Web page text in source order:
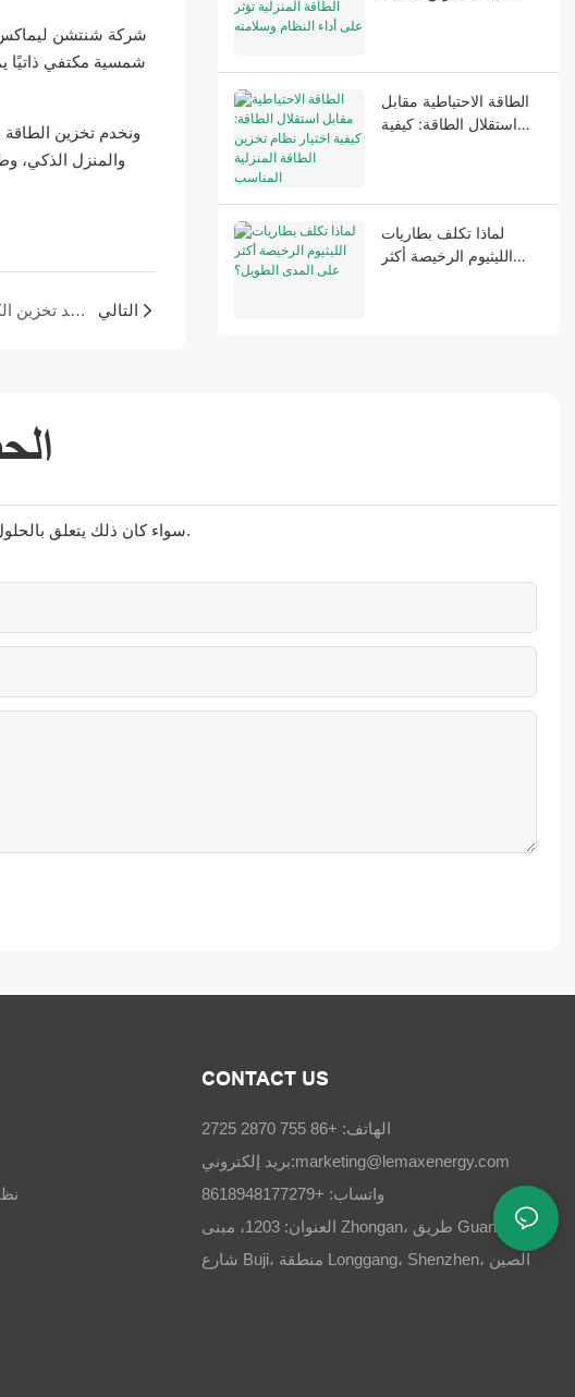
شركة شنتشن ليماكس
شمسية مكتفي ذاتيًا
هل تريد تخزين الكهرباء؟ جرب بطارية الليثيوم المثبتة على الرف التالي
الطاقة الاحتياطية مقابل
استقلال الطاقة: كيفية
لماذا تكلف بطاريات
الليثيوم الرخيصة أكثر
سواء كان ذلك يتعلق بالحلول المتطورة أو الدعم الشخصي أو التعاون السلس، فنحن هنا لنتجاوز توقعاتك.
CONTACT US
الهاتف: +86 755 2870 2725
بريد إلكتروني:marketing@lemaxenergy.com
واتساب: +8618948177279
العنوان: 1203، مبنى Zhongan، طريق Guangchang،
شارع Buji، منطقة Longgang، Shenzhen، الصين